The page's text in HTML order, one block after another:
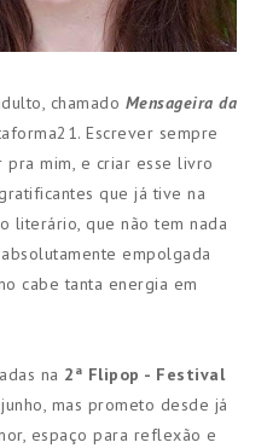
chamado Mensageira da
Escrever sempre
mim, e criar esse livro
que já tive na
literário, que não tem nada
empolgada
cabe tanta energia em
na 2ª Flipop - Festival
mas prometo desde já
espaço para reflexão e